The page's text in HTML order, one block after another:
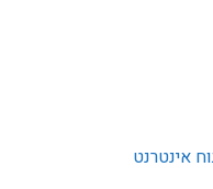
אינטרנט